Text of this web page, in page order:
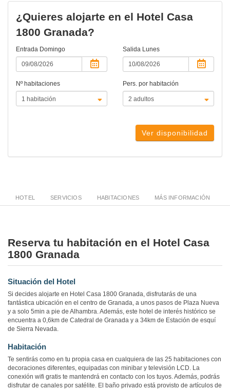
¿Quieres alojarte en el Hotel Casa
1800 Granada?
Entrada Domingo Salida Lunes
Nº habitaciones Pers. por habitación
Ver disponibilidad
HOTEL SERVICIOS HABITACIONES MÁS INFORMACIÓN
Reserva tu habitación en el Hotel Casa
1800 Granada
Situación del Hotel
Si decides alojarte en Hotel Casa 1800 Granada, disfrutarás de una
fantástica ubicación en el centro de Granada, a unos pasos de Plaza Nueva
y a solo 5min a pie de Alhambra. Además, este hotel de interés histórico se
encuentra a 0,6km de Catedral de Granada y a 34km de Estación de esquí
de Sierra Nevada.
Habitación
Te sentirás como en tu propia casa en cualquiera de las 25 habitaciones con
decoraciones diferentes, equipadas con minibar y televisión LCD. La
conexión wifi gratis te mantendrá en contacto con los tuyos. Además, podrás
disfrutar de canales por satélite. El baño privado está provisto de artículos de